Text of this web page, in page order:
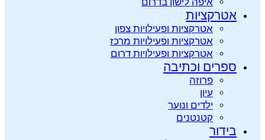
אטרקציות
אטרקציות ופעילויות צפון
אטרקציות ופעילויות מרכז
אטרקציות ופעילויות דרום
ספרים וכתיבה
פרוזה
עיון
ילדים ונוער
קטנטנים
בידור